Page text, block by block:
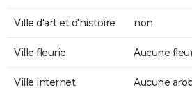
Ville d'art et d'histoire non
Ville fleurie Aucune
Ville internet Aucune